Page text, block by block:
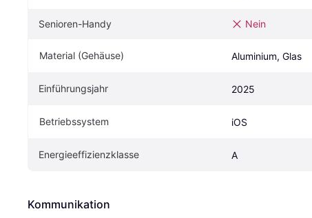
Senioren-Handy Nein
Material (Gehäuse) Aluminium, Glas
Einführungsjahr 2025
Betriebssystem iOS
Energieeffizienzklasse A
Kommunikation